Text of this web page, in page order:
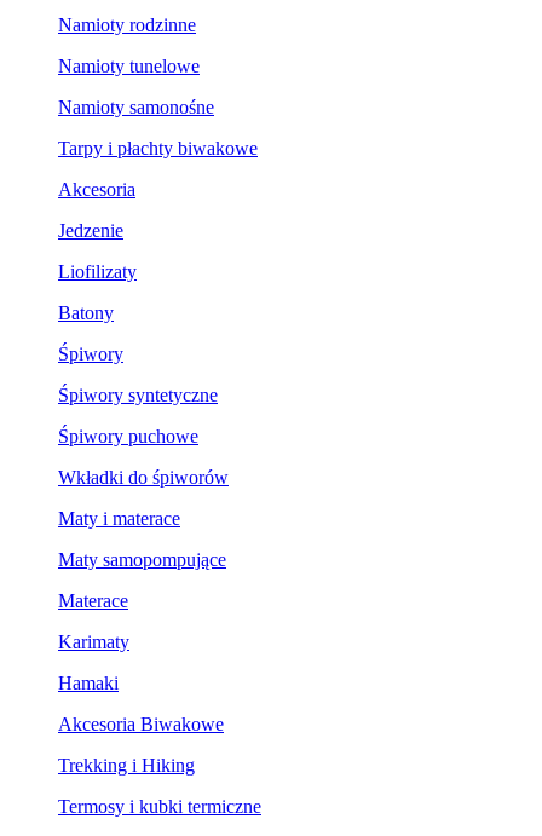
Namioty rodzinne
Namioty tunelowe
Namioty samonośne
Tarpy i płachty biwakowe
Akcesoria
Jedzenie
Liofilizaty
Batony
Śpiwory
Śpiwory syntetyczne
Śpiwory puchowe
Wkładki do śpiworów
Maty i materace
Maty samopompujące
Materace
Karimaty
Hamaki
Akcesoria Biwakowe
Trekking i Hiking
Termosy i kubki termiczne